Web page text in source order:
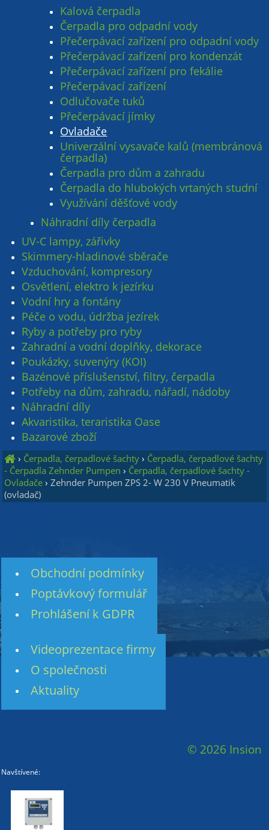
Kalová čerpadla
Čerpadla pro odpadní vody
Přečerpávací zařízení pro odpadní vody
Přečerpávací zařízení pro kondenzát
Přečerpávací zařízení pro fekálie
Přečerpávací zařízení
Odlučovače tuků
Přečerpávací jímky
Ovladače
Univerzální vysavače kalů (membránová
čerpadla)
Čerpadla pro dům a zahradu
Čerpadla do hlubokých vrtaných studní
Využívání děšťové vody
Náhradní díly čerpadla
UV-C lampy, zářivky
Skimmery-hladinové sběrače
Vzduchování, kompresory
Osvětlení, elektro k jezírku
Vodní hry a fontány
Péče o vodu, údržba jezírek
Ryby a potřeby pro ryby
Zahradní a vodní doplňky, dekorace
Poukázky, suvenýry (KOI)
Bazénové příslušenství, filtry, čerpadla
Potřeby na dům, zahradu, nářadí, nádoby
Náhradní díly
Akvaristika, teraristika Oase
Bazarové zboží
› Čerpadla, čerpadlové šachty › Čerpadla, čerpadlové šachty
- Čerpadla Zehnder Pumpen › Čerpadla, čerpadlové šachty -
Ovladače ›Zehnder Pumpen ZPS 2- W 230 V Pneumatik
(ovladač)
Obchodní podmínky
Poptávkový formulář
Prohlášení k GDPR
Videoprezentace firmy
O společnosti
Aktuality
© 2026 Insion
Navštívené: